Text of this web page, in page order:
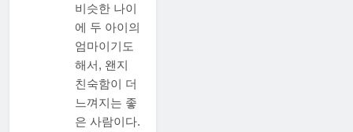
비슷한 나이
에 두 아이의
엄마이기도
해서, 왠지
친숙함이 더
느껴지는 좋
은 사람이다.